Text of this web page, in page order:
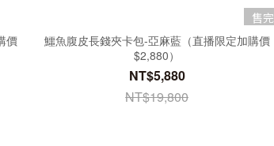
價
售完
鱷魚腹皮長錢夾卡包-亞麻藍（直播限定加購價
$2,880）
NT$5,880
NT$19,800